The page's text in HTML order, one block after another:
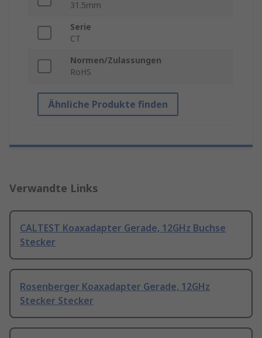
31.5mm
Serie
CT
Normen/Zulassungen
RoHS
Ähnliche Produkte finden
Verwandte Links
CALTEST Koaxadapter Gerade, 12GHz Buchse
Stecker
Rosenberger Koaxadapter Gerade, 12GHz
Stecker Stecker